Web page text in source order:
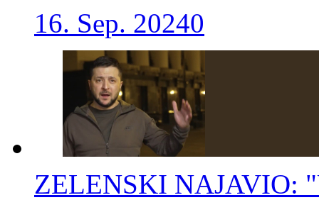
16. Sep. 20240
ZELENSKI NAJAVIO: